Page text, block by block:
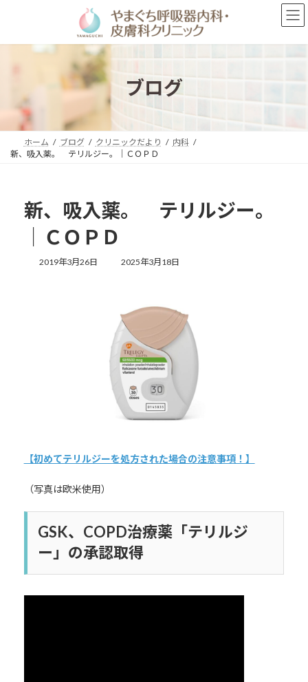
ン
プ
ー
動
ブログ
ホーム ブログ クリニックだより
内科
新、吸入薬。 テリルジー。｜ＣＯＰＤ
新、吸入薬。 テリルジー。
｜ＣＯＰＤ
2019年3月26日
最
日
時
2025年3月18日
【初めてテリルジーを処方された場合の注意事項！】
（写真は欧米使用）
GSK、COPD治療薬「テリルジ
ー」の承認取得